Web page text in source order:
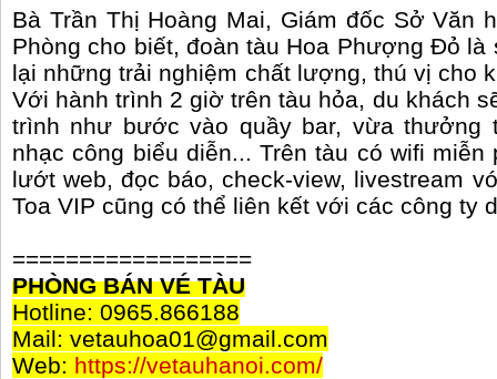
Bà Trần Thị Hoàng Mai, Giám đốc Sở Văn
Phòng cho biết, đoàn tàu Hoa Phượng Đỏ
lại những trải nghiệm chất lượng, thú vị cho
Với hành trình 2 giờ trên tàu hỏa, du khách
trình như bước vào quầy bar, vừa thưởng
nhạc công biểu diễn... Trên tàu có wifi
lướt web, đọc báo, check-view, livestream
Toa VIP cũng có thể liên kết với các công ty
==================
PHÒNG BÁN VÉ TÀU
Hotline: 0965.866188
Mail: vetauhoa01@gmail.com
Web: https://vetauhanoi.com/